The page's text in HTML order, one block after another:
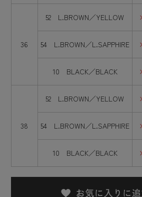
36
52 L.BROWN／YELLOW
54 L.BROWN／L.SAPPHIRE
10 BLACK／BLACK
38
52 L.BROWN／YELLOW
54 L.BROWN／L.SAPPHIRE
10 BLACK／BLACK